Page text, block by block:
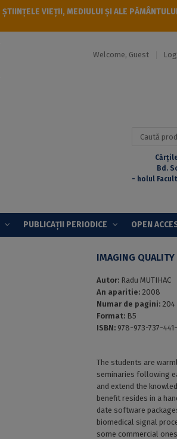
ȘTIINȚELE VIEȚII, MEDIULUI ȘI ALE
Welcome, Guest
Caută
Bd.
- holul
PUBLICAȚII PERIODICE OPEN
IMAGING
Autor: Radu MUTIHAC
An aparitie: 2008
Numar de pagini: 204
Format: B5
ISBN: 978-973-737-
The students are
seminaries following
and extend the
benefit resides in a
date software
biomedical signal
some commercial